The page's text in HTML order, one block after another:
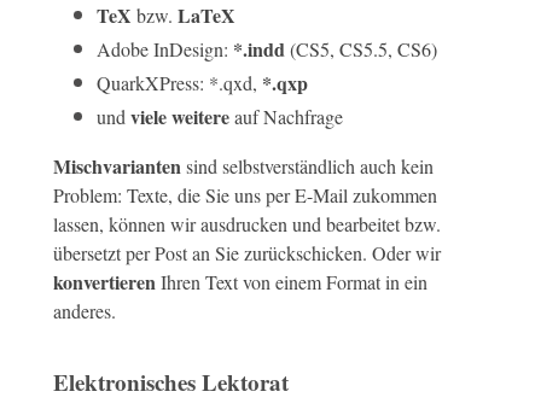
TeX bzw. LaTeX
Adobe InDesign: *.indd (CS5, CS5.5, CS6)
QuarkXPress: *.qxd, *.qxp
und viele weitereauf Nachfrage
Mischvarianten sind selbstverständlich auch kein
Problem: Texte, die Sie uns per E-Mail zukommen
lassen, können wir ausdrucken und bearbeitet bzw.
übersetzt per Post an Sie zurückschicken. Oder wir
konvertieren Ihren Text von einem Format in ein
anderes.
Elektronisches Lektorat